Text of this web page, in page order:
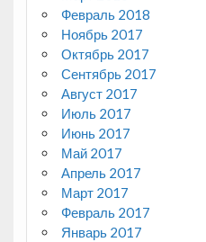
Февраль 2018
Ноябрь 2017
Октябрь 2017
Сентябрь 2017
Август 2017
Июль 2017
Июнь 2017
Май 2017
Апрель 2017
Март 2017
Февраль 2017
Январь 2017